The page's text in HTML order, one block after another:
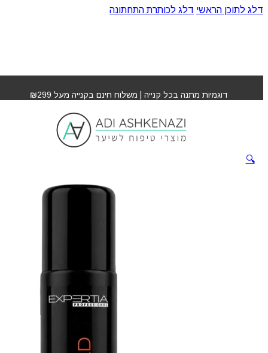
דלג לתוכן הראשי דלג לכותרת התחתונה
דוגמיות מתנה בכל קנייה | משלוח חינם בקנייה מעל ₪299
אקספרטיה
🔍